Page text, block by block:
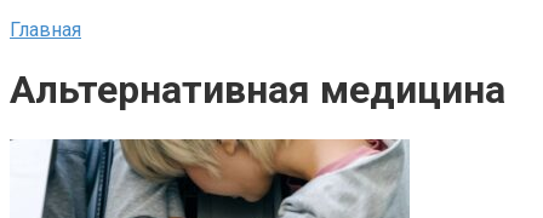
Главная
Альтернативная медицина